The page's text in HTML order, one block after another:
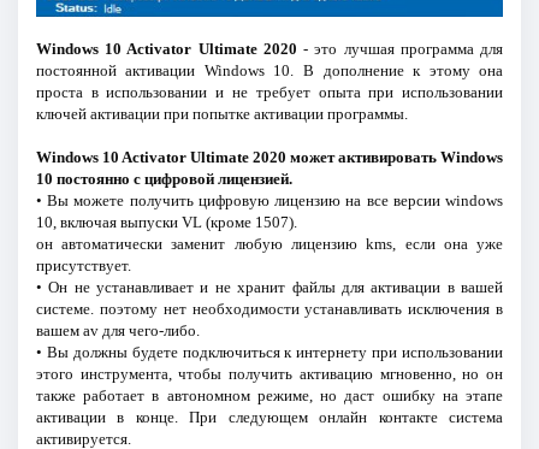
Windows 10 Activator Ultimate 2020 - это лучшая программа для
постоянной активации Windows 10. В дополнение к этому она
проста в использовании и не требует опыта при использовании
ключей активации при попытке активации программы.
Windows 10 Activator Ultimate 2020 может активировать Windows
10 постоянно с цифровой лицензией.
• Вы можете получить цифровую лицензию на все версии windows
10, включая выпуски VL (кроме 1507).
он автоматически заменит любую лицензию kms, если она уже
присутствует.
• Он не устанавливает и не хранит файлы для активации в вашей
системе. поэтому нет необходимости устанавливать исключения в
вашем av для чего-либо.
• Вы должны будете подключиться к интернету при использовании
этого инструмента, чтобы получить активацию мгновенно, но он
также работает в автономном режиме, но даст ошибку на этапе
активации в конце. При следующем онлайн контакте система
активируется.